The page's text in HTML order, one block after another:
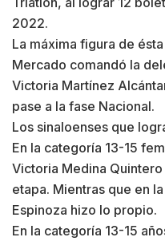
2022.
La máxima figura de
Mercado comandó la
Victoria Martínez
pase a la fase Nacional.
Los sinaloenses que
En la categoría 13-15
Victoria Medina
etapa. Mientras que en
Espinoza hizo lo propio.
En la categoría 13-15